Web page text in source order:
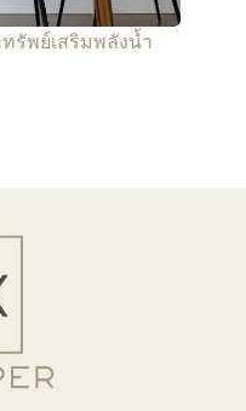
ทรัพย์เสริมพลังน้ำ